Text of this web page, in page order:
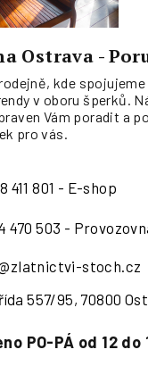
Ostrava -
kde
v oboru šperků.
Vám poradit a
pro vás.
411 801 - E-shop
470 503 -
stoch.cz
557/95, 70800
PO-PÁ od 12 do